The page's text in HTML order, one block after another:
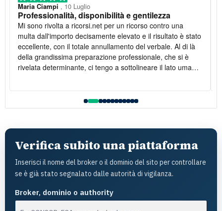
Maria Ciampi , 10 Luglio
Professionalità, disponibilità e gentilezza
Mi sono rivolta a ricorsi.net per un ricorso contro una
multa dall'importo decisamente elevato e il risultato è stato
eccellente, con il totale annullamento del verbale. Al di là
della grandissima preparazione professionale, che si è
rivelata determinante, ci tengo a sottolineare il lato umano:
Verifica subito una piattaforma
Inserisci il nome del broker o il dominio del sito per controllare
se è già stato segnalato dalle autorità di vigilanza.
Broker, dominio o authority